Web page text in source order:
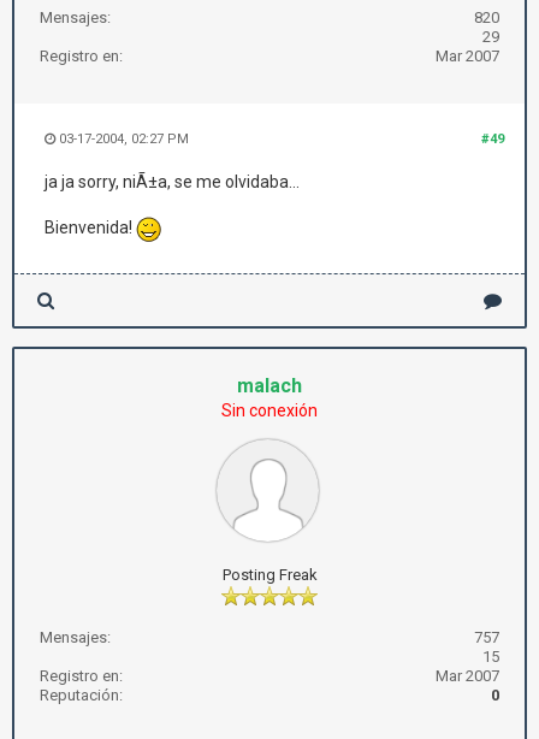
Mensajes:
820
29
Registro en:
Mar 2007
#49
03-17-2004, 02:27 PM
ja ja sorry, niÃ±a, se me olvidaba...
Bienvenida!
malach
Sin conexión
Posting Freak
Mensajes:
757
15
Registro en:
Mar 2007
Reputación:
0